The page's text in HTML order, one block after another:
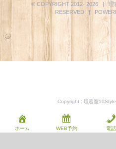
© COPYRIGHT 2012- 2026 | 理
RESERVED |
Copyright : 理容室
ホーム WEB予約 電話